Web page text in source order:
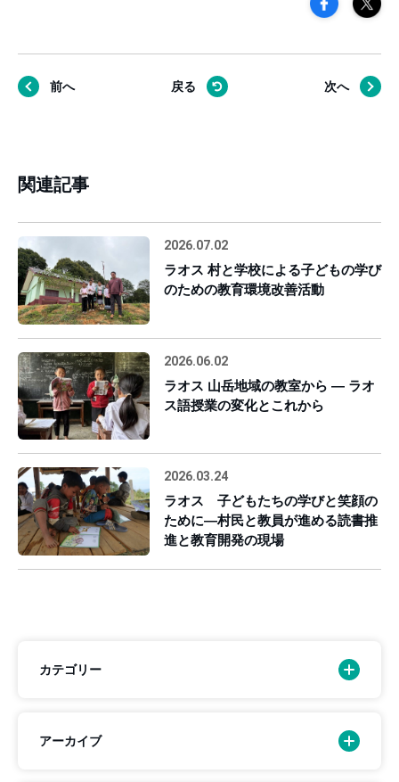
前へ 戻る 次へ
関連記事
2026.07.02
ラオス 村と学校による子どもの学び
のための教育環境改善活動
2026.06.02
ラオス 山岳地域の教室から ― ラオ
ス語授業の変化とこれから
2026.03.24
ラオス 子どもたちの学びと笑顔の
ために―村民と教員が進める読書推
進と教育開発の現場
カテゴリー
アーカイブ